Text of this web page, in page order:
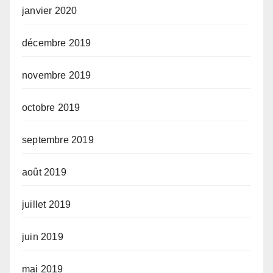
janvier 2020
décembre 2019
novembre 2019
octobre 2019
septembre 2019
août 2019
juillet 2019
juin 2019
mai 2019